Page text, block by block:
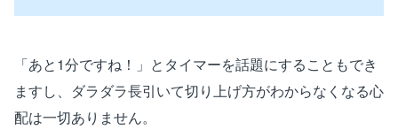
「あと1分ですね！」とタイマーを話題にすることもでき
ますし、ダラダラ長引いて切り上げ方がわからなくなる心
配は一切ありません。